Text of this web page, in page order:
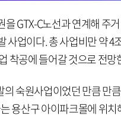
을 GTX-C노선과 연계해
사업이다. 총 사업비만 약 4
착공에 들어갈 것으로 전망
숙원사업이었던 만큼 만
용산구 아이파크몰에 위치